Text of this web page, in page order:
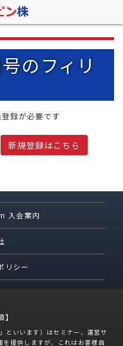
のフィリ
録が必要です
新規登録はこちら
入会案内
リシー
】
といいます）はセミナー、運営サ
提供しますが、これはお客様自